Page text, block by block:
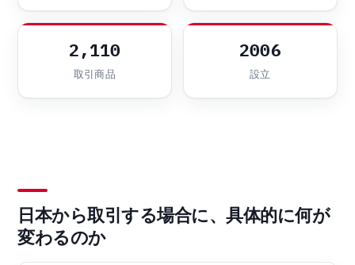
2,110
取引商品
2006
設立
日本から取引する場合に、具体的に何が
変わるのか